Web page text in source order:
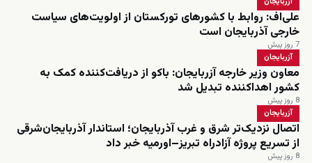
علی‌اف: روابط با کشورهای تورکستان از اولویت‌های سیاست
خارجی آذربایجان است
7 روز پیش
آزربایجان
معاون وزیر خارجه آزربایجان: باکو از دریافت‌کننده کمک به
کشور اهداکننده تبدیل شد
8 روز پیش
آزربایجان
اتصال نزدیک‌تر شرق و غرب آذربایجان؛ استاندار آذربایجان‌شرقی
از تسریع پروژه آزادراه تبریز–اورمیه خبر داد
8 روز پیش